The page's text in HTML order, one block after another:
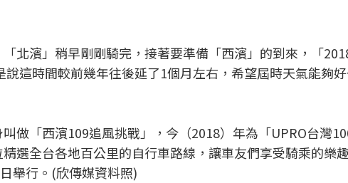
北濱」稍早剛剛騎完，接著要準備「西濱」的到來，「
這時間較前幾年往後延了1個月左右，希望屆時天氣能夠
做「西濱109追風挑戰」，今（2018）年為「UPRO台灣
選全台各地百公里的自行車路線，讓車友們享受騎乘的樂